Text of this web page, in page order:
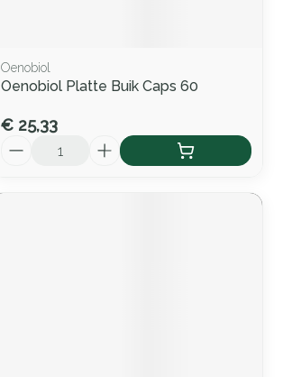
Oenobiol
Oenobiol Platte Buik Caps 60
€ 25,33